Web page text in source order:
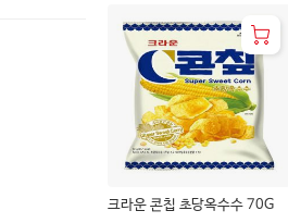
크라운 콘칩 초당옥수수 70G